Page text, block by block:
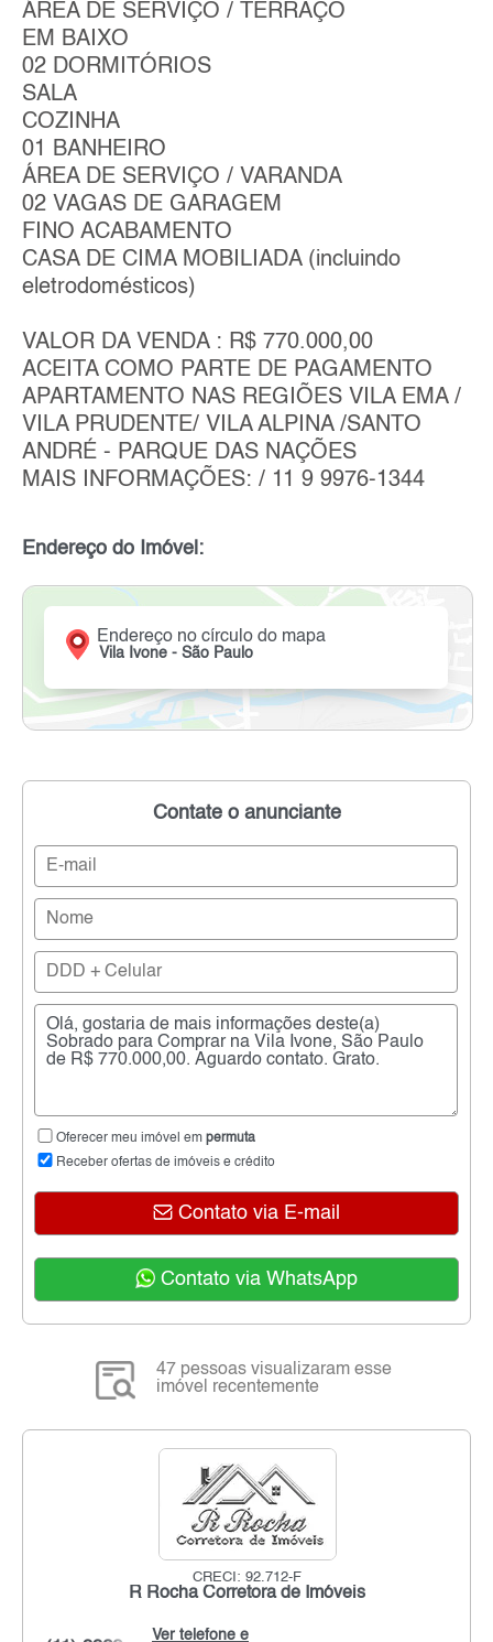
ÁREA DE SERVIÇO / TERRAÇO
EM BAIXO
02 DORMITÓRIOS
SALA
COZINHA
01 BANHEIRO
ÁREA DE SERVIÇO / VARANDA
02 VAGAS DE GARAGEM
FINO ACABAMENTO
CASA DE CIMA MOBILIADA (incluindo
eletrodomésticos)
VALOR DA VENDA : R$ 770.000,00
ACEITA COMO PARTE DE PAGAMENTO
APARTAMENTO NAS REGIÕES VILA EMA /
VILA PRUDENTE/ VILA ALPINA /SANTO
ANDRÉ - PARQUE DAS NAÇÕES
MAIS INFORMAÇÕES: / 11 9 9976-1344
Endereço do Imóvel:
Endereço no círculo do mapa
Vila Ivone - São Paulo
Contate o anunciante
Oferecer meu imóvel em permuta
Receber ofertas de imóveis e crédito
Contato via E-mail
Contato via WhatsApp
47 pessoas visualizaram esse
imóvel recentemente
CRECI: 92.712-F
R Rocha Corretora de Imóveis
Ver telefone e